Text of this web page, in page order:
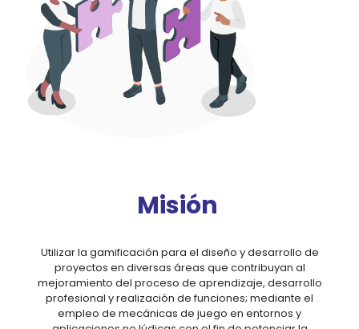
Misión
Utilizar la gamificación para el diseño y desarrollo de
proyectos en diversas áreas que contribuyan al
mejoramiento del proceso de aprendizaje, desarrollo
profesional y realización de funciones; mediante el
empleo de mecánicas de juego en entornos y